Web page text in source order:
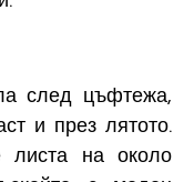
след цъфтежа,
и през лятото.
листа на около